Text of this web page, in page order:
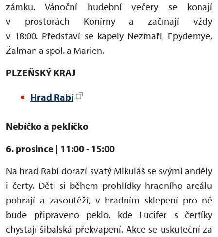
zámku. Vánoční hudební večery se konají
v prostorách Konírny a začínají vždy
v 18:00. Představí se kapely Nezmaři, Epydemye,
Žalman a spol. a Marien.
PLZEŇSKÝ KRAJ
Hrad Rabí
Nebíčko a peklíčko
6. prosince | 11:00 - 15:00
Na hrad Rabí dorazí svatý Mikuláš se svými anděly
i čerty. Děti si během prohlídky hradního areálu
pohrají a zasoutěží, v hradním sklepení pro ně
bude připraveno peklo, kde Lucifer s čertíky
chystají šibalská překvapení. Akce se uskuteční za